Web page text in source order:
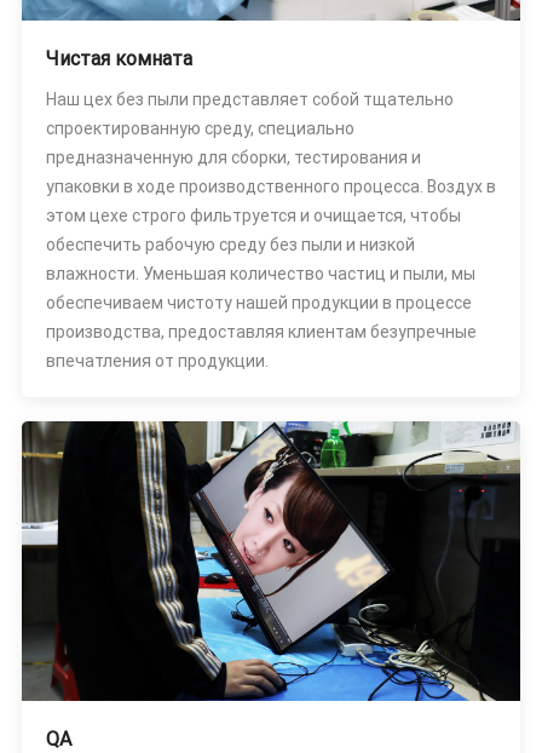
Чистая комната
Наш цех без пыли представляет собой тщательно
спроектированную среду, специально
предназначенную для сборки, тестирования и
упаковки в ходе производственного процесса. Воздух в
этом цехе строго фильтруется и очищается, чтобы
обеспечить рабочую среду без пыли и низкой
влажности. Уменьшая количество частиц и пыли, мы
обеспечиваем чистоту нашей продукции в процессе
производства, предоставляя клиентам безупречные
впечатления от продукции.
QA